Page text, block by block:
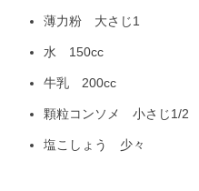
薄力粉 大さじ1
水 150cc
牛乳 200cc
顆粒コンソメ 小さじ1/2
塩こしょう 少々